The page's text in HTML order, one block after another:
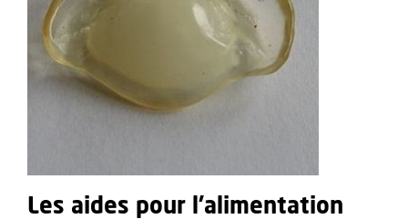
Les aides pour l’alimentation